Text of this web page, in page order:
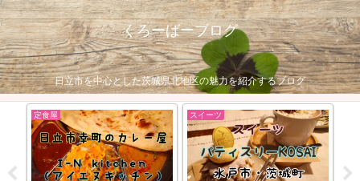
くろーばーブログ
日立市を中心とした茨城県北地区の魅力を紹介するブログ
定食屋 スイーツ